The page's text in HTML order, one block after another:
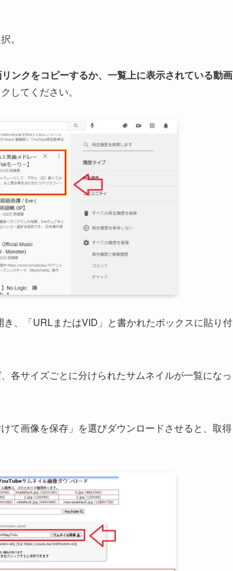
。
ンクをコピーするか、一覧上に表示されている動画
してください。
、「URLまたはVID」と書かれたボックスに貼り付
各サイズごとに分けられたサムネイルが一覧になっ
て画像を保存」を選びダウンロードさせると、取得